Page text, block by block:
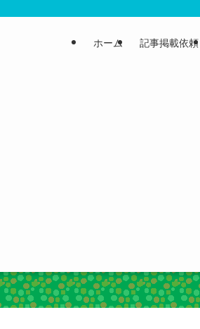
ホーム 記事掲載依頼